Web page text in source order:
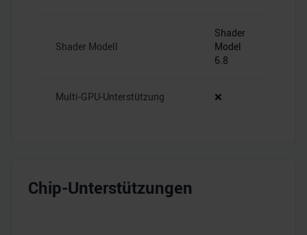
Shader Modell
Shader
Model
6.8
Multi-GPU-Unterstützung ❌
Chip-Unterstützungen